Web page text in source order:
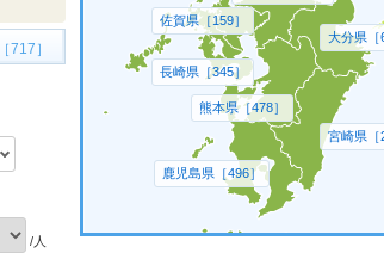
［717］
/人
佐賀県［159］
長崎県［345］
熊本県［478］
大分県［
宮崎県［
鹿児島県［496］